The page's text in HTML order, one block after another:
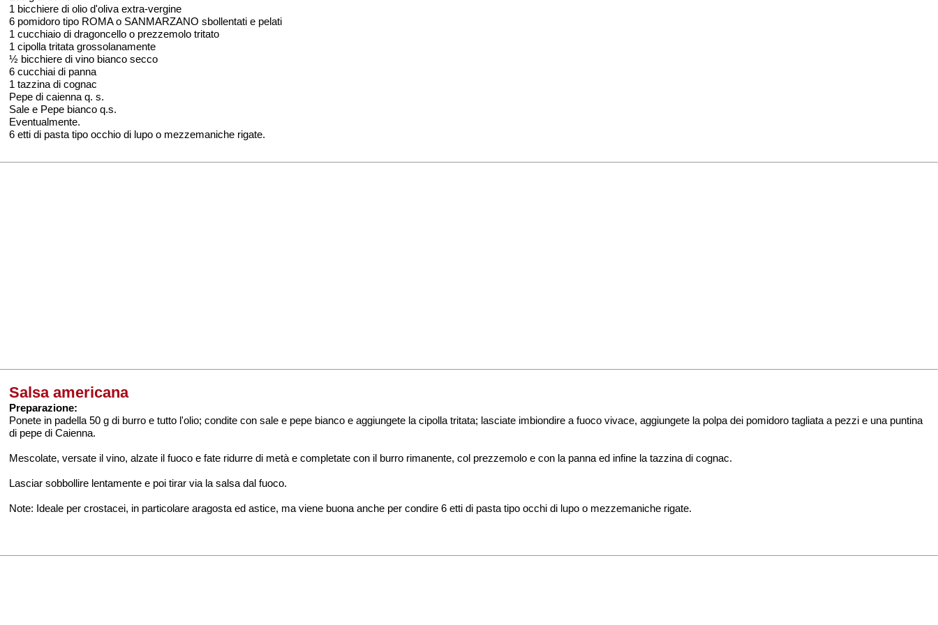
1 bicchiere di olio d'oliva extra-vergine
6 pomidoro tipo ROMA o SANMARZANO sbollentati e pelati
1 cucchiaio di dragoncello o prezzemolo tritato
1 cipolla tritata grossolanamente
½ bicchiere di vino bianco secco
6 cucchiai di panna
1 tazzina di cognac
Pepe di caienna q. s.
Sale e Pepe bianco q.s.
Eventualmente.
6 etti di pasta tipo occhio di lupo o mezzemaniche rigate.
Salsa americana
Preparazione:
Ponete in padella 50 g di burro e tutto l'olio; condite con sale e pepe bianco e aggiungete la cipolla tritata; lasciate imbiondire a fuoco vivace, aggiungete la polpa dei pomidoro tagliata a pezzi e una puntina
di pepe di Caienna.
Mescolate, versate il vino, alzate il fuoco e fate ridurre di metà e completate con il burro rimanente, col prezzemolo e con la panna ed infine la tazzina di cognac.
Lasciar sobbollire lentamente e poi tirar via la salsa dal fuoco.
Note: Ideale per crostacei, in particolare aragosta ed astice, ma viene buona anche per condire 6 etti di pasta tipo occhi di lupo o mezzemaniche rigate.